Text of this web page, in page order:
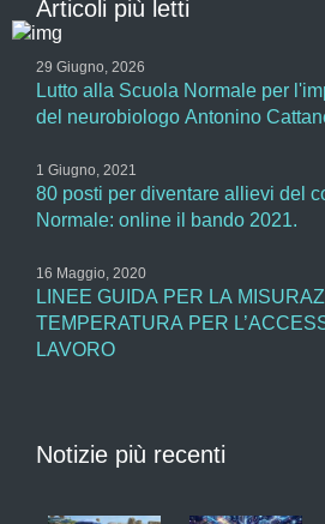
Articoli più letti
29 Giugno, 2026
Lutto alla Scuola Normale per
del neurobiologo Antonino
1 Giugno, 2021
80 posti per diventare allievi del
Normale: online il bando 2021.
16 Maggio, 2020
LINEE GUIDA PER LA
TEMPERATURA PER
LAVORO
Notizie più recenti